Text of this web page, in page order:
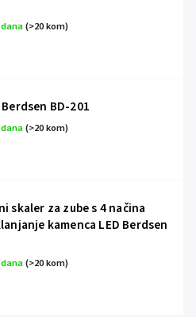
(>20 kom)
BD-201
(>20 kom)
skaler za zube s 4 načina
kamenca LED Berdsen
(>20 kom)